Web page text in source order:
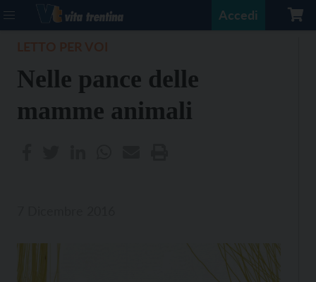
Accedi
Nelle pance delle
mamme animali